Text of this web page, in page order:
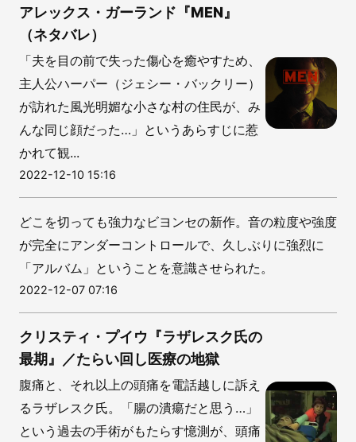
アレックス・ガーランド『MEN』
（ネタバレ）
「夫を目の前で失った傷心を癒やすため、
主人公ハーパー（ジェシー・バックリー）
が訪れた風光明媚な小さな村の住民が、み
んな同じ顔だった…」というあらすじに惹
かれて観...
2022-12-10 15:16
どこを切っても強力なビヨンセの新作。音の粒度や強度
が完全にアンダーコントロールで、久しぶりに強烈に
「アルバム」ということを意識させられた。
2022-12-07 07:16
クリスティ・プイウ『ラザレスク氏の
最期』／たらい回し医療の地獄
腹痛と、それ以上の頭痛を電話越しに訴え
るラザレスク氏。「腸の潰瘍だと思う…」
という過去の手術がもたらす憶測が、頭痛